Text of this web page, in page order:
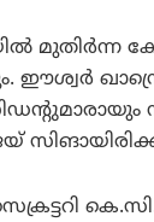
മുതിര്‍ന്ന
ഈശ്വര്‍